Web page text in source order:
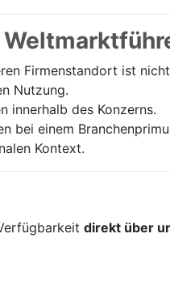
Firmenstandort ist
Nutzung.
innerhalb des Konzerns.
bei einem
Kontext.
direkt über